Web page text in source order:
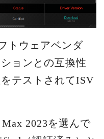
トウェアベンダ
ョンとの互換性
テストされてISV
Max 2023を選んで